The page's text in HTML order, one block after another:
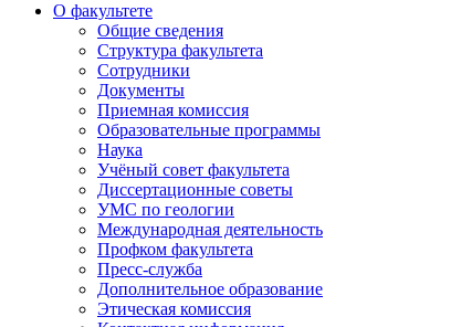
О факультете
Общие сведения
Структура факультета
Сотрудники
Документы
Приемная комиссия
Образовательные программы
Наука
Учёный совет факультета
Диссертационные советы
УМС по геологии
Международная деятельность
Профком факультета
Пресс-служба
Дополнительное образование
Этическая комиссия